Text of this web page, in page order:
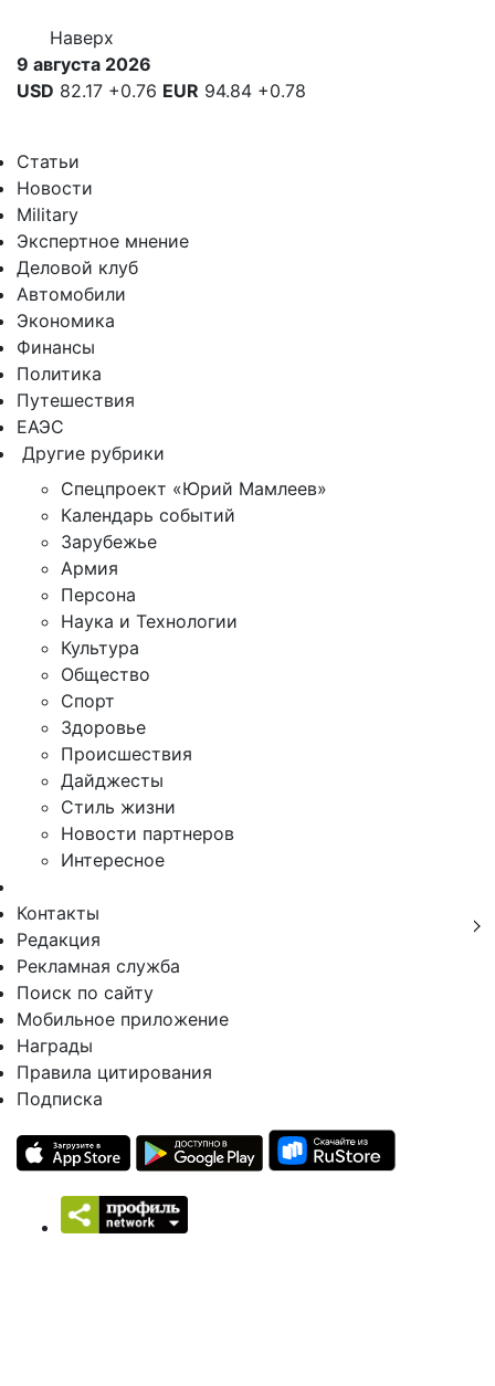
Наверх
9 августа 2026
USD 82.17 +0.76 EUR 94.84 +0.78
Статьи
Новости
Military
Экспертное мнение
Деловой клуб
Автомобили
Экономика
Финансы
Политика
Путешествия
ЕАЭС
Другие рубрики
Спецпроект «Юрий Мамлеев»
Календарь событий
Зарубежье
Армия
Персона
Наука и Технологии
Культура
Общество
Спорт
Здоровье
Происшествия
Дайджесты
Стиль жизни
Новости партнеров
Интересное
Контакты
Редакция
Рекламная служба
Поиск по сайту
Мобильное приложение
Награды
Правила цитирования
Подписка